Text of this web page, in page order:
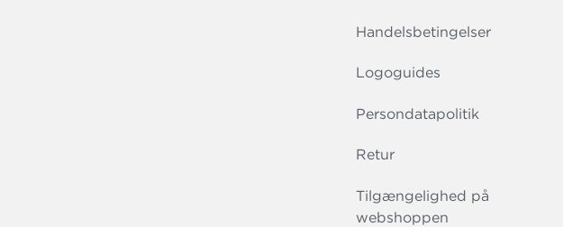
Handelsbetingelser
Logoguides
Persondatapolitik
Retur
Tilgængelighed på
webshoppen